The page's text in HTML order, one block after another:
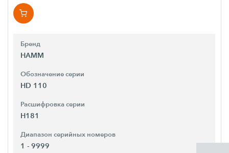
Бренд
HAMM
Обозначение серии
HD 110
Расшифровка серии
H181
Диапазон серийных номеров
1 - 9999